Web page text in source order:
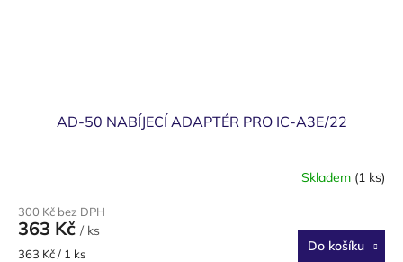
AD-50 NABÍJECÍ ADAPTÉR PRO IC-A3E/22
Skladem (1 ks)
300 Kč bez DPH
363 Kč / ks
Měrná
363 Kč / 1 ks Do košíku